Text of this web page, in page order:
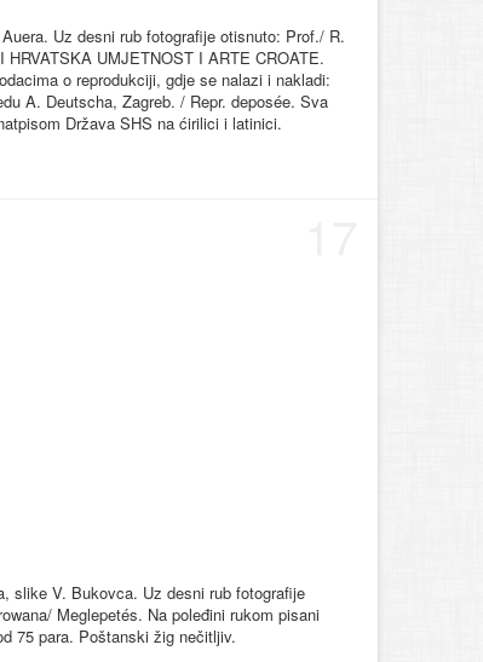
Uz desni rub fotografije otisnuto: Prof./ R.
UMJETNOST I ARTE CROATE.
o reprodukciji, gdje se nalazi i nakladi:
A. Deutscha, Zagreb. / Repr. deposée. Sva
Država SHS na ćirilici i latinici.
slike V. Bukovca. Uz desni rub fotografije
Meglepetés. Na poleđini rukom pisani
75 para. Poštanski žig nečitljiv.